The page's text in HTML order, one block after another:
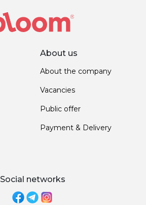
About us
About the company
Vacancies
Public offer
Payment & Delivery
Social networks